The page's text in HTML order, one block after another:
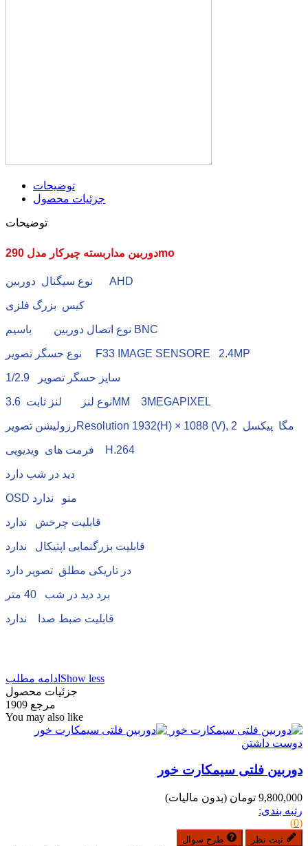
توضیحات
جزئیات محصول
توضیحات
دوربین مداربسته چیرکار مدل 290mo
نوع سیگنال دوربین AHD
کیس بزرگ فلزی
نوع اتصال دوربین باسیم BNC
نوع حسگر تصویر F33 IMAGE SENSORE 2.4MP
سایز حسگر تصویر 1/2.9
نوع لنز لنز ثابت 3.6MM 3MEGAPIXEL
رزولیشن تصویرResolution 1932(H) × 1088 (V), 2
فرمت های ویدیویی H.264
دید در شب دارد
OSD منو ندارد
قابلیت چرخش ندارد
قابلیت بزرگنمایی اپتیکال ندارد
در تاریکی مطلق تصویر دارد
برد دید در شب 40 متر
قابلیت ضبط صدا ندارد
ادامه مطلب Show less
جزئیات محصول
مرجع 1909
You may also like
دوست داشتن
دوربین فلتی سیمکارت خور
9,800,000 تومان
(بدون مالیات)
رتبه بندی:
(0)
ثبت نظر طرح سوال